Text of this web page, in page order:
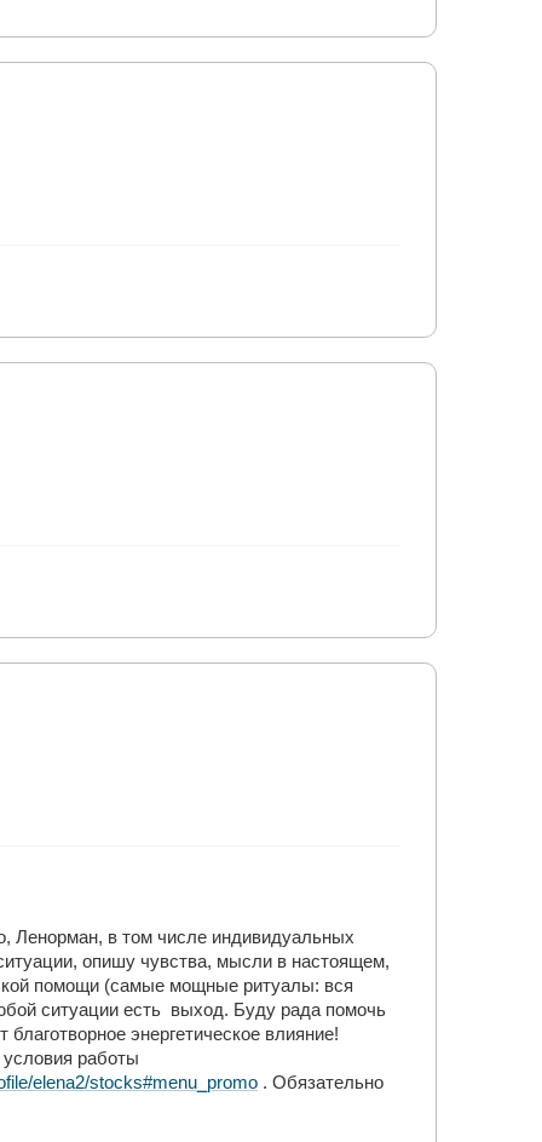
Ленорман, в том числе индивидуальных
опишу чувства, мысли в настоящем,
помощи (самые мощные ритуалы: вся
ситуации есть выход. Буду рада помочь
энергетическое влияние!
работы
elena2/stocks#menu_promo . Обязательно